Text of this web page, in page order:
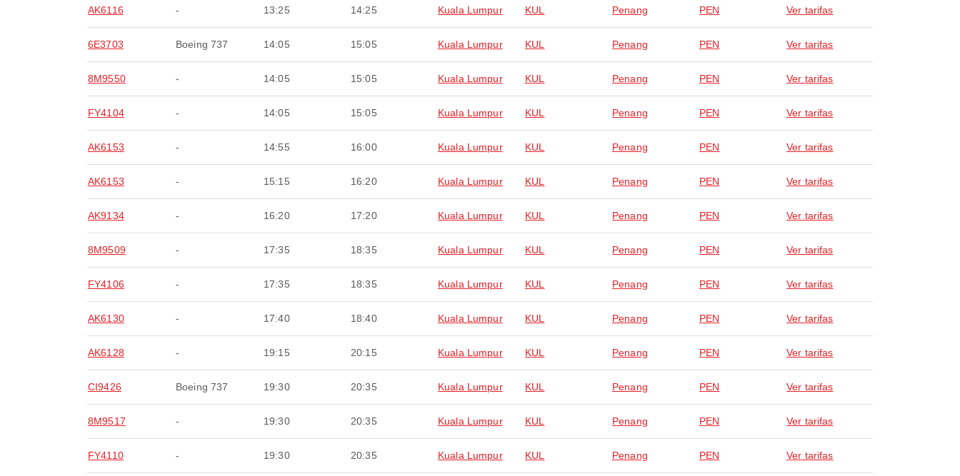
AK6116 - 13:25 14:25 Kuala Lumpur KUL Penang PEN Ver tarifas
6E3703 Boeing 737 14:05 15:05 Kuala Lumpur KUL Penang PEN Ver tarifas
8M9550 - 14:05 15:05 Kuala Lumpur KUL Penang PEN Ver tarifas
FY4104 - 14:05 15:05 Kuala Lumpur KUL Penang PEN Ver tarifas
AK6153 - 14:55 16:00 Kuala Lumpur KUL Penang PEN Ver tarifas
AK6153 - 15:15 16:20 Kuala Lumpur KUL Penang PEN Ver tarifas
AK9134 - 16:20 17:20 Kuala Lumpur KUL Penang PEN Ver tarifas
8M9509 - 17:35 18:35 Kuala Lumpur KUL Penang PEN Ver tarifas
FY4106 - 17:35 18:35 Kuala Lumpur KUL Penang PEN Ver tarifas
AK6130 - 17:40 18:40 Kuala Lumpur KUL Penang PEN Ver tarifas
AK6128 - 19:15 20:15 Kuala Lumpur KUL Penang PEN Ver tarifas
CI9426 Boeing 737 19:30 20:35 Kuala Lumpur KUL Penang PEN Ver tarifas
8M9517 - 19:30 20:35 Kuala Lumpur KUL Penang PEN Ver tarifas
FY4110 - 19:30 20:35 Kuala Lumpur KUL Penang PEN Ver tarifas